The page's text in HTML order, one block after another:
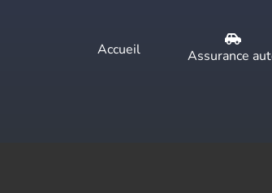
Accueil Assurance